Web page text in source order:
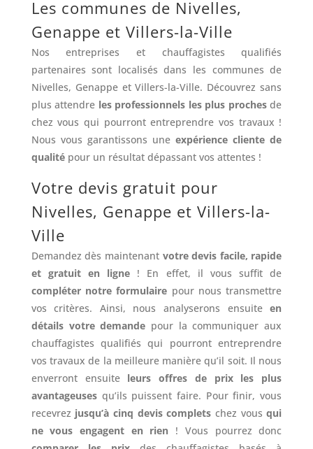
Les communes de Nivelles,
Genappe et Villers-la-Ville
Nos entreprises et chauffagistes qualifiés
partenaires sont localisés dans les communes de
Nivelles, Genappe et Villers-la-Ville. Découvrez sans
plus attendre les professionnels les plus prochesde
chez vous qui pourront entreprendre vos travaux !
Nous vous garantissons uneexpérience cliente de
qualitépour un résultat dépassant vos attentes !
Votre devis gratuit pour
Nivelles, Genappe et Villers-la-
Ville
Demandez dès maintenant votre devis facile, rapide
et gratuit en ligne ! En effet, il vous suffit de
compléter notre formulaire pour nous transmettre
vos critères. Ainsi, nous analyserons ensuiteen
détails votre demande pour la communiquer aux
chauffagistes qualifiés qui pourront entreprendre
vos travaux de la meilleure manière qu’il soit. Il nous
enverront ensuite leurs offres de prix les plus
avantageusesqu’ils puissent faire. Pour finir, vous
recevrez jusqu’à cinq devis complets chez vousqui
ne vous engagent en rien ! Vous pourrez donc